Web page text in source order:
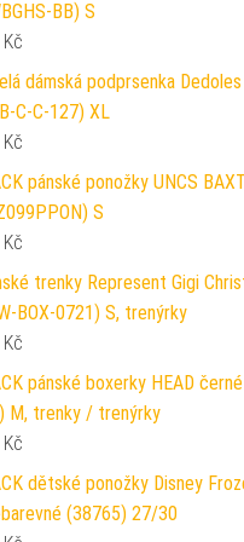
BB) S
Kč
dámská podprsenka
C-C-127) XL
Kč
pánské ponožky UNCS
S
Kč
trenky Represent Gigi
BOX-0721) S, trenýrky
Kč
pánské boxerky HEAD
M, trenky / trenýrky
Kč
dětské ponožky Disney
(38765) 27/30